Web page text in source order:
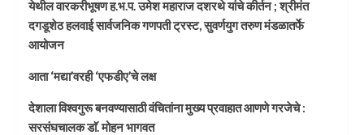
येथील वारकरीभूषण ह.भ.प. उमेश महाराज दशरथे यांचे कीर्तन ; श्रीमंत
दगडूशेठ हलवाई सार्वजनिक गणपती ट्रस्ट, सुवर्णयुग तरुण मंडळातर्फे
आयोजन
आता ‘मद्या’वरही ‘एफडीए’चे लक्ष
देशाला विश्वगुरू बनवण्यासाठी वंचितांना मुख्य प्रवाहात आणणे गरजेचे :
सरसंघचालक डाॅ. मोहन भागवत